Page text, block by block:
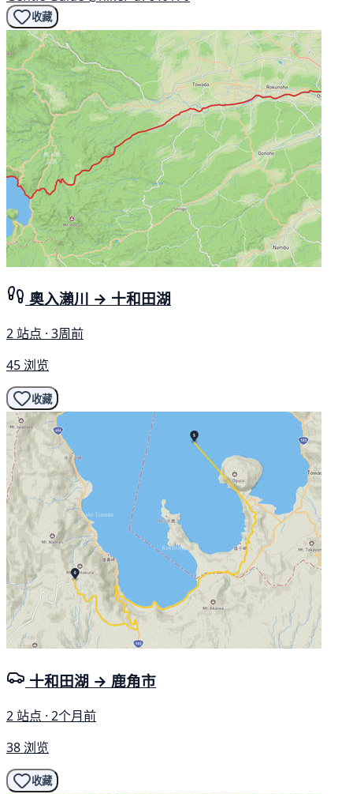
收藏
奧入瀨川 → 十和田湖
2 站点 · 3周前
45 浏览
收藏
十和田湖 → 鹿角市
2 站点 · 2个月前
38 浏览
收藏